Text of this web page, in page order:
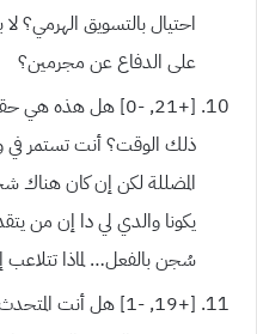
احتيال بالتسويق الهرمي؟
على الدفاع عن مجرمين؟
[+21,
-0]
هل هذه هي
ذلك الوقت؟ أنت تستمر في
المضللة لكن إن كان
يكونا والدي لي دا إن من
سُجن بالفعل… لماذا تتلاعب
[+19,
-1]
هل أنت